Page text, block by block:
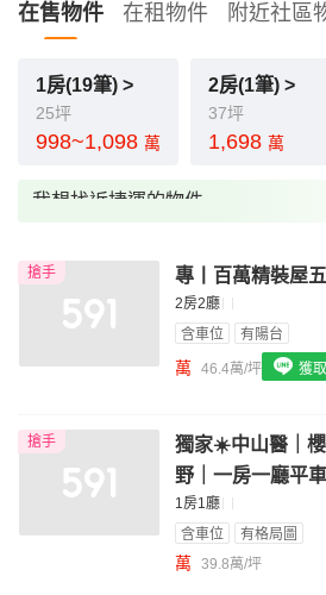
在售物件 在租物件 附近社區
1房(19筆) >
25坪
998~1,098 萬
2房(1筆) >
37坪
1,698 萬
我想找近捷運的物件
我想找配備瓦斯爐的物件
我想找廁所開窗的物件
我想找具垃圾處理的物件
搶手 專丨百萬精裝屋
2房2廳
含車位
有陽台
萬 46.4萬/坪 獲
搶手
獨家☀️中山醫｜
野｜一房一廳平
1房1廳
含車位
有格局圖
萬 39.8萬/坪